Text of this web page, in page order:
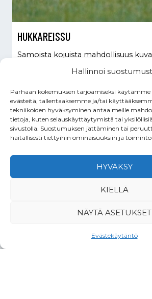
Hallinnoi
Parhaan kokemuksen tarjoamiseksi
evästeitä, tallentaaksemme ja/tai
tekniikoiden hyväksyminen antaa meille
tietoja, kuten selauskäyttäytymistä tai
sivustolla. Suostumuksen jättäminen tai
haitallisesti tiettyihin ominaisuuksiin ja
HYVÄKSY
KIELLÄ
NÄYTÄ ASETUKSET
Evästekäytäntö
HUK­KA­REIS­SU
Sa­mois­ta ko­juis­ta mah­dol­li­suus
234 €
Tu­tus­tu
Wild Tai­ga